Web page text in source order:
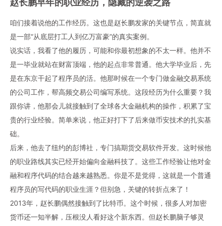
咱们接着说他的工作经历。这也是赵长鹏发家的关键节点，简直就
是一部“从底层打工人到亿万富豪”的真实案例。
说实话，我看了他的履历，可能和你最初想象的不太一样。他并不
是一毕业就站在财富顶端，他的起点非常普通。他大学毕业后，先
是在东京干起了程序员的活。他那时候在一个专门做金融交易系统
的公司工作，帮高频交易公司编写系统。这段经历为什么重要？我
跟你讲，他那会儿就接触到了全球各大金融机构的操作，积累了宝
贵的行业经验。简单来说，他正好打下了后来做币安技术的扎实基
础。
后来，他去了纽约的彭博社，专门搞期货交易软件开发。这时候他
的职业路线其实已经开始偏向金融科技了。这些工作经验让他对金
融和程序代码的结合越来越熟悉。你是不是觉得，这就是一个普通
程序员的写代码的职业生涯？但别急，关键的转折点来了！
2013年，赵长鹏偶然接触到了比特币。这个时候，很多人对加密
货币还一知半解，压根没人看好这个新东西。但赵长鹏脑子够灵